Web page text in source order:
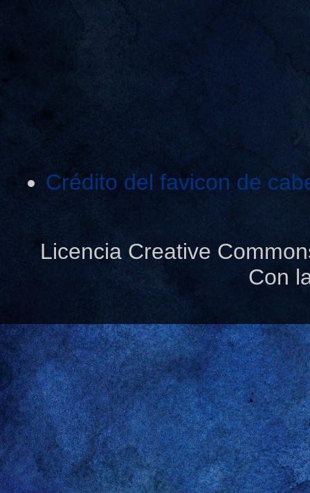
Crédito del favicon de
Licencia Creative
Con